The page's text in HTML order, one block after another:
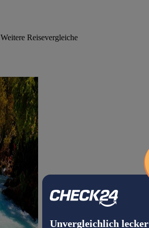
Unvergleichlich lecker
Weitere Reisevergleiche